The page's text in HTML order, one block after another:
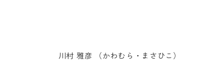
川村 雅彦 （かわむら・まさひこ）